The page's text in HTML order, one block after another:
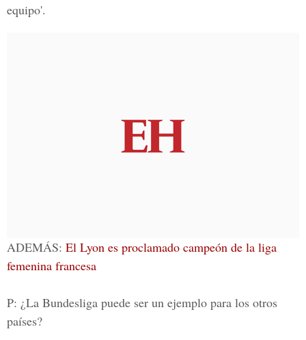
equipo'.
ADEMÁS: El Lyon es proclamado campeón de la liga
femenina francesa
P: ¿La Bundesliga puede ser un ejemplo para los otros
países?